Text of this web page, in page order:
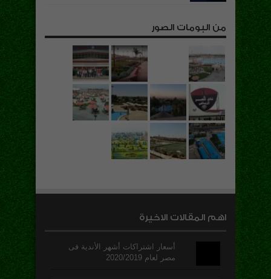
من البومات الصور
اهم المقالات الاخيرة
أسعار اشتراكات أشهر الأندية فى
مصر لعام 2020/2019